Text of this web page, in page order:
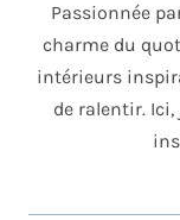
Passionnée
charme du
intérieurs
de ralentir.